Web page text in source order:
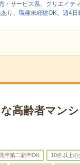
・サービス系、 クリエイテ
り 、 職種未経験OK、 週4日
高齢者マン
既卒第二新卒OK 10名以上の